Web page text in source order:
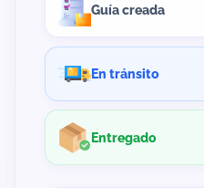
Guía creada
En tránsito
Entregado